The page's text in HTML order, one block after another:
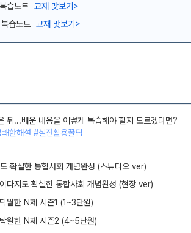
습노트 교재 맛보기 >
습노트 교재 맛보기 >
생님
쏙쏙 #명쾌한해설
확실한 통합사회 개념완성 (스튜디오 ver)
다지도 확실한 통합사회 개념완성 (현장 ver)
월한 N제 시즌1 (1~3단원)
월한 N제 시즌2 (4~5단원)